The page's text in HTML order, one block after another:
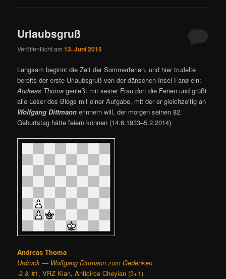
Urlaubsgruß
Veröffentlicht am13. Juni 2015
Langsam beginnt die Zeit der Sommerferien, und hier trudelte
bereits der erste Urlaubsgruß von der dänschen Insel Fanø ein:
Andreas Thoma genießt mit seiner Frau dort die Ferien und grüßt
alle Leser des Blogs mit einer Aufgabe, mit der er gleichzeitig an
Wolfgang Dittmann erinnern will, der morgen seinen 82.
Geburtstag hätte feiern können (14.6.1933–5.2.2014).
Andreas Thoma
Urdruck — Wolfgang Dittmann zum Gedenken
-2 & #1, VRZ Klan, Anticirce Cheylan (3+1)